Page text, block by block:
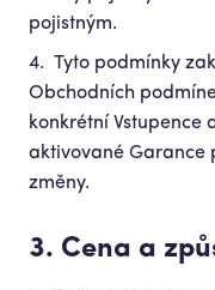
pojistným.
Tyto podmínky
Obchodních
konkrétní Vstupence
aktivované Garance
změny.
3. Cena a